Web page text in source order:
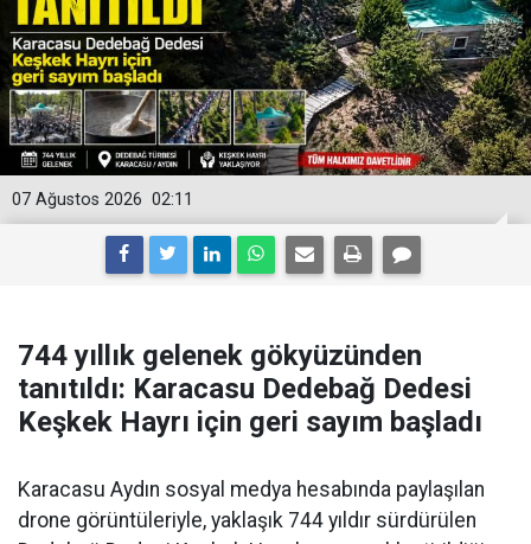
02:11
07 Ağustos 2026
744 yıllık gelenek gökyüzünden
tanıtıldı: Karacasu Dedebağ Dedesi
Keşkek Hayrı için geri sayım başladı
Karacasu Aydın sosyal medya hesabında paylaşılan
drone görüntüleriyle, yaklaşık 744 yıldır sürdürülen